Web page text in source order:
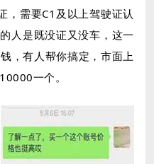
，需要C1及以上驾驶证认
人是既没证又没车，这一
，有人帮你搞定，市面上
一个。